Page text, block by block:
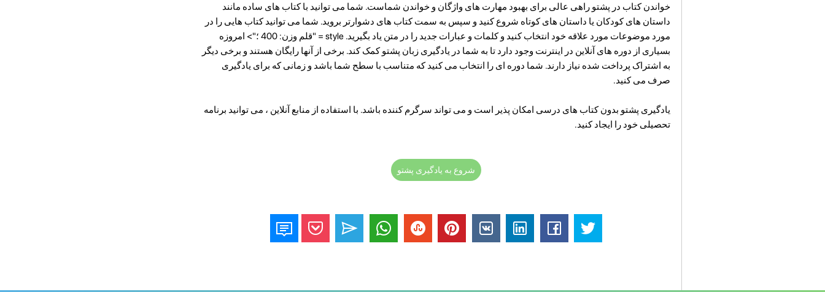
خواندن کتاب در پشتو راهی عالی برای بهبود مهارت های واژگان و خواندن شماست. شما می توانید با کتاب های ساده مانند
داستان های کودکان یا داستان های کوتاه شروع کنید و سپس به سمت کتاب های دشوارتر بروید. شما می توانید کتاب هایی را در
مورد موضوعات مورد علاقه خود انتخاب کنید و کلمات و عبارات جدید را در متن یاد بگیرید. style = "قلم وزن: 400 ؛"> امروزه
بسیاری از دوره های آنلاین در اینترنت وجود دارد تا به شما در یادگیری زبان پشتو کمک کند. برخی از آنها رایگان هستند و برخی دیگر
به اشتراک پرداخت شده نیاز دارند. شما دوره ای را انتخاب می کنید که متناسب با سطح شما باشد و زمانی که برای یادگیری
صرف می کنید.
یادگیری پشتو بدون کتاب های درسی امکان پذیر است و می تواند سرگرم کننده باشد. با استفاده از منابع آنلاین ، می توانید برنامه
تحصیلی خود را ایجاد کنید.
شروع به یادگیری پشتو